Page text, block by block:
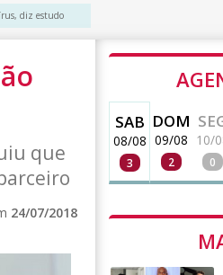
diz estudo
que
24/07/2018
SAB
08/08
3
DOM
09/08
2
10/
0